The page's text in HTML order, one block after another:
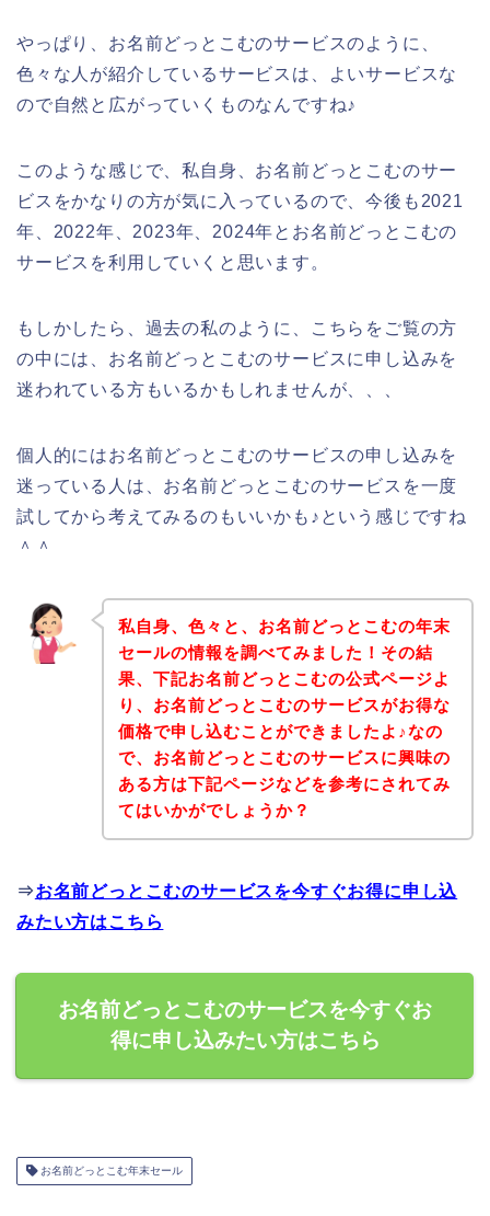
やっぱり、お名前どっとこむのサービスのように、
色々な人が紹介しているサービスは、よいサービスな
ので自然と広がっていくものなんですね♪
このような感じで、私自身、お名前どっとこむのサー
ビスをかなりの方が気に入っているので、今後も2021
年、2022年、2023年、2024年とお名前どっとこむの
サービスを利用していくと思います。
もしかしたら、過去の私のように、こちらをご覧の方
の中には、お名前どっとこむのサービスに申し込みを
迷われている方もいるかもしれませんが、、、
個人的にはお名前どっとこむのサービスの申し込みを
迷っている人は、お名前どっとこむのサービスを一度
試してから考えてみるのもいいかも♪という感じですね
＾＾
私自身、色々と、お名前どっとこむの年末
セールの情報を調べてみました！その結
果、下記お名前どっとこむの公式ページよ
り、お名前どっとこむのサービスがお得な
価格で申し込むことができましたよ♪なの
で、お名前どっとこむのサービスに興味の
ある方は下記ページなどを参考にされてみ
てはいかがでしょうか？
⇒お名前どっとこむのサービスを今すぐお得に申し込
みたい方はこちら
お名前どっとこむのサービスを今すぐお
得に申し込みたい方はこちら
お名前どっとこむ年末セール